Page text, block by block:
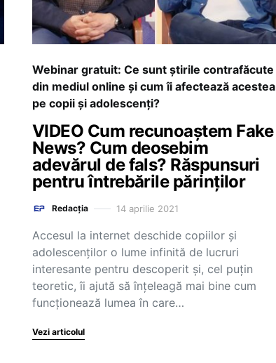
Webinar gratuit: Ce sunt știrile contrafăcute
din mediul online și cum îi afectează acestea
pe copii și adolescenți?
VIDEO Cum recunoaștem Fake
News? Cum deosebim
adevărul de fals? Răspunsuri
pentru întrebările părinților
Redacția 14 aprilie 2021
Accesul la internet deschide copiilor și
adolescenților o lume infinită de lucruri
interesante pentru descoperit și, cel puțin
teoretic, îi ajută să înțeleagă mai bine cum
funcționează lumea în care…
Vezi articolul